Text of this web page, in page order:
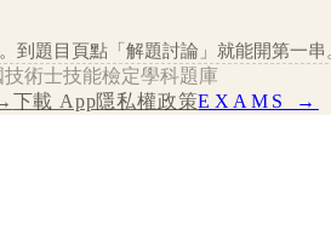
到題目頁點「解題討論」就能開第一串
技術士技能檢定學科題庫
下載 App隱私權政策EXAMS →